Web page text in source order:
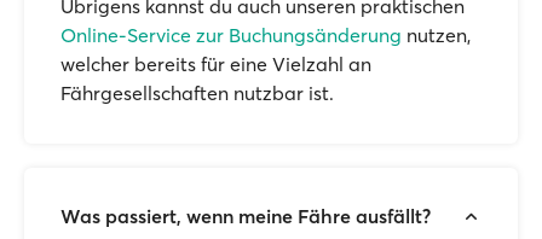
Übrigens kannst du auch unseren praktischen
Online-Service zur Buchungsänderung nutzen,
welcher bereits für eine Vielzahl an
Fährgesellschaften nutzbar ist.
Was passiert, wenn meine Fähre ausfällt?